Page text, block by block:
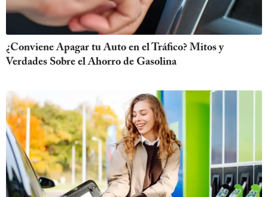
¿Conviene Apagar tu Auto en el Tráfico? Mitos y
Verdades Sobre el Ahorro de Gasolina